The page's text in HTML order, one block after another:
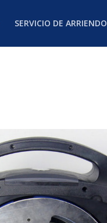
SERVICIO DE ARRIENDO